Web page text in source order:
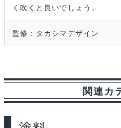
く吹くと良いでしょう。
監修：タカシマデザイン
関連カ